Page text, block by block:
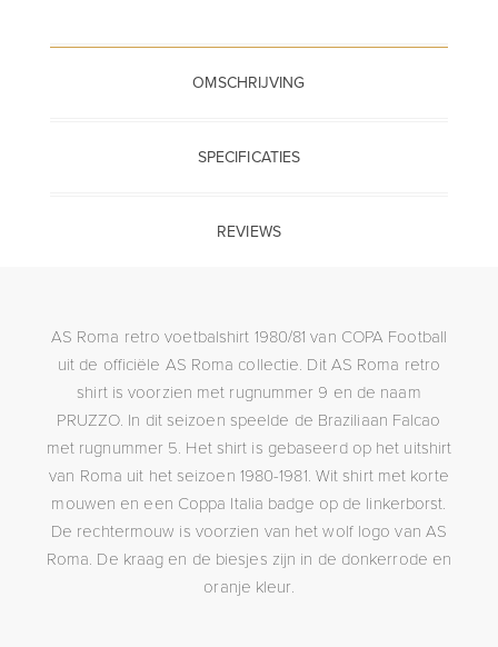
OMSCHRIJVING
SPECIFICATIES
REVIEWS
AS Roma retro voetbalshirt 1980/81 van COPA Football
uit de officiële AS Roma collectie. Dit AS Roma retro
shirt is voorzien met rugnummer 9 en de naam
PRUZZO. In dit seizoen speelde de Braziliaan Falcao
met rugnummer 5. Het shirt is gebaseerd op het uitshirt
van Roma uit het seizoen 1980-1981. Wit shirt met korte
mouwen en een Coppa Italia badge op de linkerborst.
De rechtermouw is voorzien van het wolf logo van AS
Roma. De kraag en de biesjes zijn in de donkerrode en
oranje kleur.